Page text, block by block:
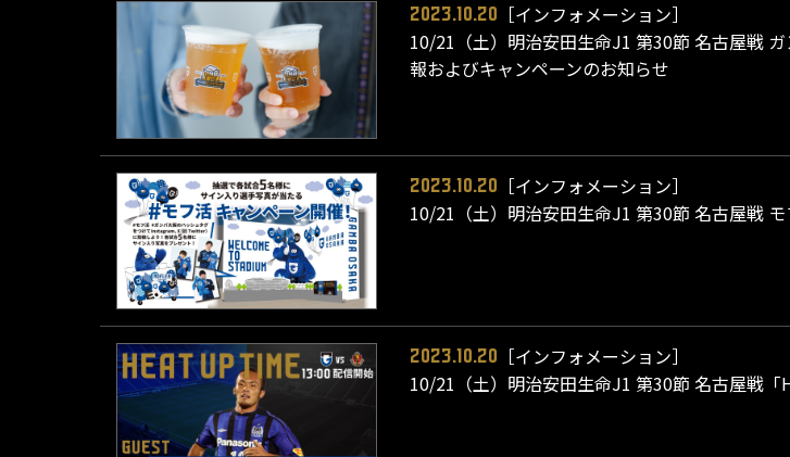
2023.10.20
［インフォメーション］
10/21（土）明治安田生命J1 第30節 名古屋戦
報およびキャンペーンのお知らせ
2023.10.20
［インフォメーション］
10/21（土）明治安田生命J1 第30節 名古屋戦
2023.10.20
［インフォメーション］
10/21（土）明治安田生命J1 第30節 名古屋戦「